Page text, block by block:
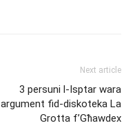
Next article
3 persuni l-Isptar wara
argument fid-diskoteka La
Grotta f’Għawdex